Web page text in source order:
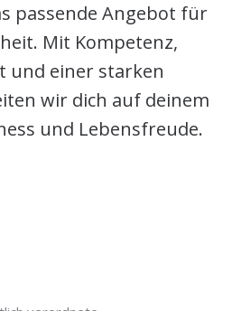
passende Angebot für
Mit Kompetenz,
und einer starken
wir dich auf deinem
und Lebensfreude.